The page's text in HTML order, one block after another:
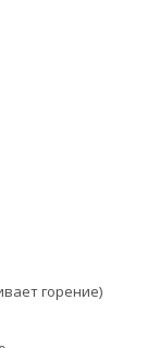
горение)